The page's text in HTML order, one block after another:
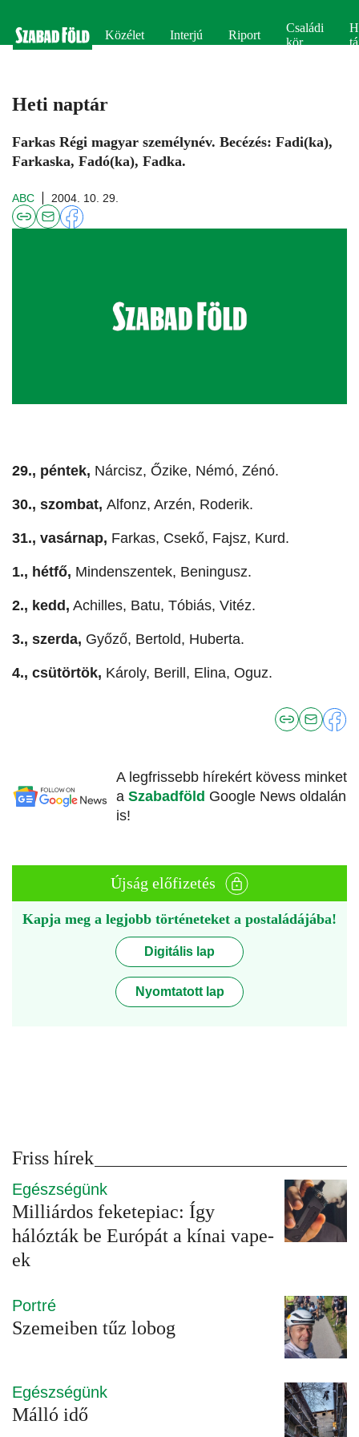
Közélet Interjú Riport
Családi
kör
Heti naptár
Farkas Régi magyar személynév. Becézés: Fadi(ka),
Farkaska, Fadó(ka), Fadka.
ABC 2004. 10. 29.
29., péntek, Nárcisz, Őzike, Némó, Zénó.
30., szombat, Alfonz, Arzén, Roderik.
31., vasárnap, Farkas, Csekő, Fajsz, Kurd.
1., hétfő, Mindenszentek, Beningusz.
2., kedd, Achilles, Batu, Tóbiás, Vitéz.
3., szerda, Győző, Bertold, Huberta.
4., csütörtök, Károly, Berill, Elina, Oguz.
A legfrissebb hírekért kövess minket
a Szabadföld Google News oldalán
is!
Újság előfizetés
Kapja meg a legjobb történeteket a postaládájába!
Digitális lap
Nyomtatott lap
Friss hírek
Egészségünk
Milliárdos feketepiac: Így
hálózták be Európát a kínai vape-
ek
Portré
Szemeiben tűz lobog
Egészségünk
Málló idő